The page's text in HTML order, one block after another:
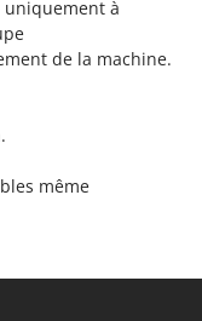
uniquement à
de la machine.
même